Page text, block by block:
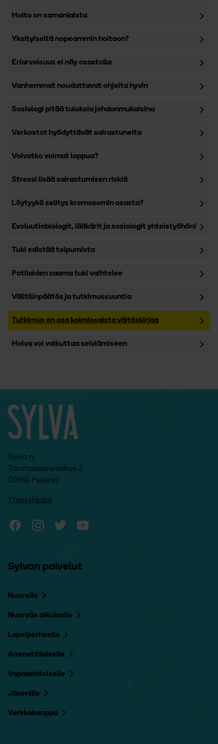
Hoito on samanlaista
Yksityiseltä nopeammin hoitoon?
Eriarvoisuus ei näy osastolla
Vanhemmat noudattavat ohjeita hyvin
Sosiologi pitää tuloksia johdonmukaisina
Verkostot hyödyttävät sairastuneita
Voivatko voimat loppua?
Stressi lisää sairastumisen riskiä
Löytyykö selitys kromosomin osasta?
Evoluutiobiologit, lääkärit ja sosiologit yhteistyöhön!
Tuki edistää toipumista
Potilaiden saama tuki vaihtelee
Välitilinpäätös ja tutkimussuuntia
Tutkimus on osa kolmiosaista väitöskirjaa
Hoiva voi vaikuttaa selviämiseen
Sylva ry
Tammasaarenlaituri 3
00180 Helsinki
Yhteystiedot
Sylvan Facebook
Sylvan Instagram
Sylvan Twitter
Sylvan palvelut
Nuorelle
Nuorelle aikuiselle
Lapsiperheelle
Ammattilaiselle
Vapaaehtoiselle
Jäsenille
Verkkokauppa